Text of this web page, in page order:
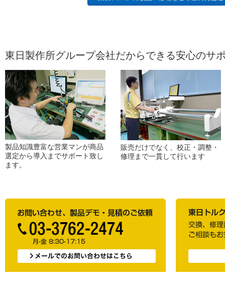
東日製作所グループ会社だからできる安心のサ
製品知識豊富な営業マンが商品
選定から導入までサポート致し
ます。
販売だけでなく、校正・調整・
修理まで一貫して行います